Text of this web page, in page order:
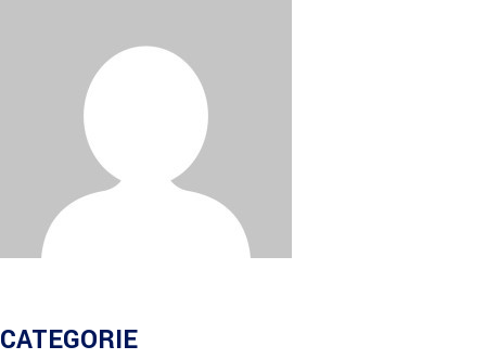
CATEGORIE